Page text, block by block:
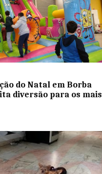
do Natal em Borba
diversão para os mais